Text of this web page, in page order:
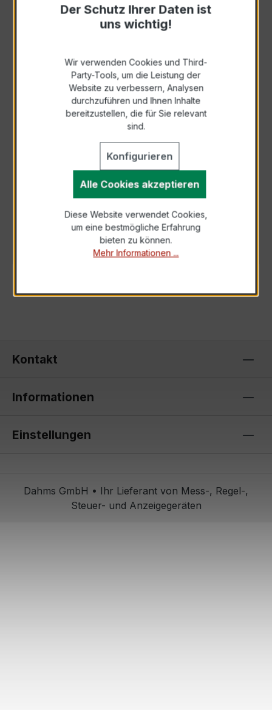
Auswahl zurücksetzen
Anfrage schriftlich
Als PDF exportieren
BESCHREIBUNG
Der ASK 105.6 Aufsteckstromwandler ist ein
kompakter, hochpräziser Niederspannungs-
Messwandler der bewährten AS-Serie, spezi…
Kontakt
Informationen
Einstellungen
Dahms GmbH • Ihr Lieferant von Mess-, Regel-,
Steuer- und Anzeigegeräten
Der Schutz Ihrer Daten ist
uns wichtig!
Wir verwenden Cookies und Third-
Party-Tools, um die Leistung der
Website zu verbessern, Analysen
durchzuführen und Ihnen Inhalte
bereitzustellen, die für Sie relevant
sind.
Konfigurieren
Alle Cookies akzeptieren
Diese Website verwendet Cookies,
um eine bestmögliche Erfahrung
bieten zu können.
Mehr Informationen ...